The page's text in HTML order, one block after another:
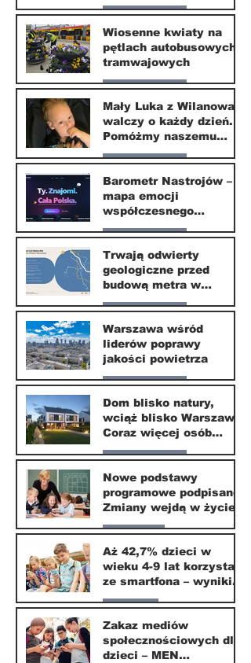
ekspertów
Nasze miasto
20 kwi
Wiosenne kwiaty na
pętlach autobusowych i
tramwajowych
Nasze miasto
20 kwi
Mały Luka z Wilanowa
walczy o każdy dzień.
Pomóżmy naszemu
małemu sąsiadowi
odzyskać dzieciństwo
Nasze miasto
30 mar
Barometr Nastrojów –
mapa emocji
współczesnego
społeczeństwa
Nasze miasto
30 mar
Trwają odwierty
geologiczne przed
budową metra w
Wilanowie
Nasze miasto
24 mar
Warszawa wśród
liderów poprawy
jakości powietrza
Nasze miasto
24 mar
Dom blisko natury,
wciąż blisko Warszawy.
Coraz więcej osób
wybiera ten kierunek
Nasze miasto
20 mar
Nowe podstawy
programowe podpisane.
Zmiany wejdą w życie
od września 2026
Edukacja
16 mar
Aż 42,7% dzieci w
wieku 4-9 lat korzysta
ze smartfona – wyniki
badania Krajowego
Instytutu Mediów
Parents
1 mar
Zakaz mediów
społecznościowych dla
dzieci – MEN